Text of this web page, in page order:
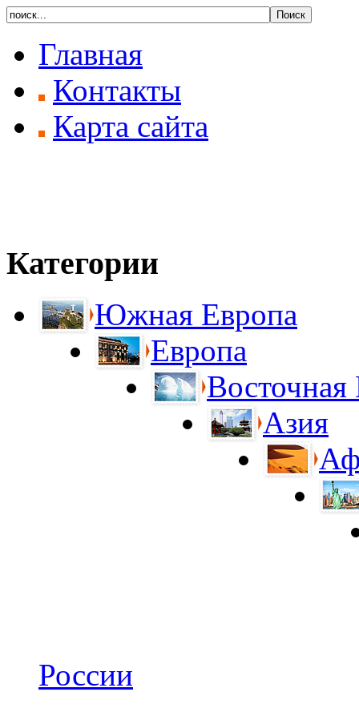
Главная
Контакты
Карта сайта
Категории
Южная Европа
Европа
Восточная
Азия
России